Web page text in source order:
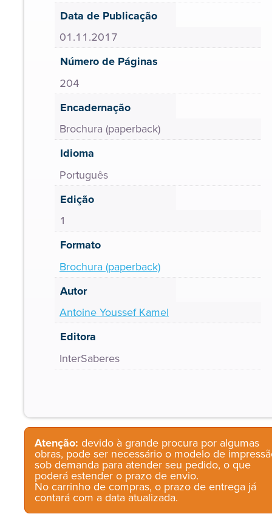
Data de Publicação
01.11.2017
Número de Páginas
204
Encadernação
Brochura (paperback)
Idioma
Português
Edição
1
Formato
Brochura (paperback)
Autor
Antoine Youssef Kamel
Editora
InterSaberes
Atenção: devido à grande procura por algumas
obras, pode ser necessário o modelo de
sob demanda para atender seu pedido, o que
poderá estender o prazo de envio.
No carrinho de compras, o prazo de entrega já
contará com a data atualizada.